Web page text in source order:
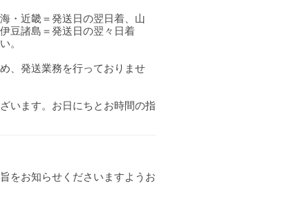
・近畿＝発送日の翌日着、山
豆諸島＝発送日の翌々日着
。
、発送業務を行っておりませ
います。お日にちとお時間の指
をお知らせくださいますようお